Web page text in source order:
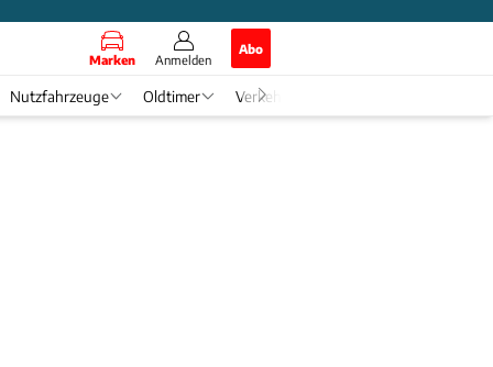
Marken Anmelden
Abo
Nutzfahrzeuge Oldtimer Verkehr